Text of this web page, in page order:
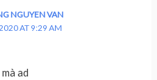
NGUYEN VAN
AT 9:29 AM
ad